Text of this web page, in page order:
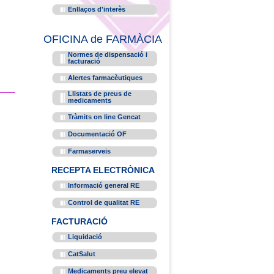
Enllaços d'interès
OFICINA de FARMÀCIA
Normes de dispensació i
facturació
Alertes farmacèutiques
Llistats de preus de
medicaments
Tràmits on line Gencat
Documentació OF
Farmaserveis
RECEPTA ELECTRÒNICA
Informació general RE
Control de qualitat RE
FACTURACIÓ
Liquidació
CatSalut
Medicaments preu elevat